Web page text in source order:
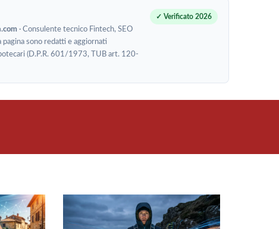
· Consulente tecnico Fintech, SEO
sono redatti e aggiornati
(D.P.R. 601/1973, TUB art. 120-
✓ Verificato 2026